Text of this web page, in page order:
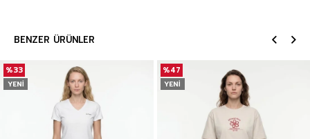
BENZER ÜRÜNLER
%33
YENI
%47
YENI